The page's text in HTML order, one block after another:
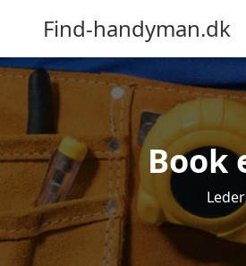
Find-handyman.dk
Book